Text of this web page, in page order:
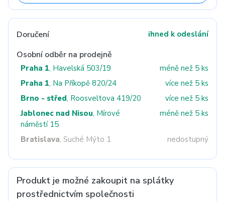
Doručení ihned k odeslání
Osobní odběr na prodejně
Praha 1, Havelská 503/19
méně než 5 ks
Praha 1, Na Příkopě 820/24
více než 5 ks
Brno - střed, Roosveltova 419/20
více než 5 ks
Jablonec nad Nisou, Mírové
náměstí 15
méně než 5 ks
Bratislava, Suché Mýto 1 nedostupný
Produkt je možné zakoupit na splátky
prostřednictvím společnosti